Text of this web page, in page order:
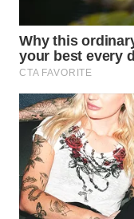
SIMALUNGUN
WN
LABUHANBATU
WN
TAPANULI
TENGAH
WN DELI
SERDANG